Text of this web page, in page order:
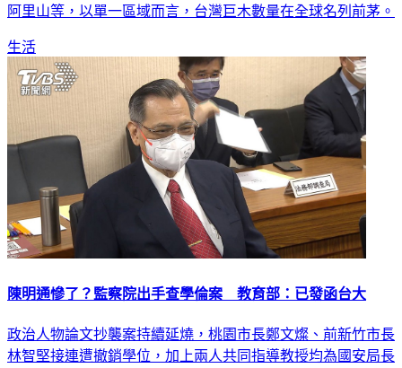
阿里山等，以單一區域而言，台灣巨木數量在全球名列前茅。
生活
陳明通慘了？監察院出手查學倫案 教育部：已發函台大
政治人物論文抄襲案持續延燒，桃園市長鄭文燦、前新竹市長
林智堅接連遭撤銷學位，加上兩人共同指導教授均為國安局長